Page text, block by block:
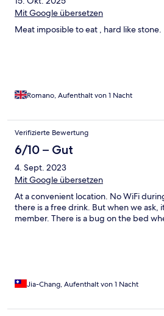
Mit Google übersetzen
Meat imposible to eat , hard like stone.
Romano, Aufenthalt von 1 Nacht
Verifizierte Bewertung
6/10 – Gut
4. Sept. 2023
Mit Google übersetzen
At a convenient location. No WiFi
there is a free drink. But when we ask,
member. There is a bug on the bed
Jia-Chang, Aufenthalt von 1 Nacht